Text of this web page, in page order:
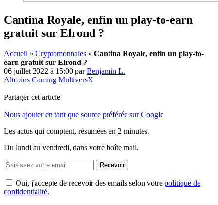
Cantina Royale, enfin un play-to-earn
gratuit sur Elrond ?
Accueil » Cryptomonnaies » Cantina Royale, enfin un play-to-
earn gratuit sur Elrond ?
06 juillet 2022 à 15:00 parBenjamin L.
Altcoins Gaming MultiversX
Partager cet article
Nous ajouter en tant que source préférée sur Google
Les actus qui comptent, résumées en 2 minutes.
Du lundi au vendredi, dans votre boîte mail.
Recevoir
Oui, j'accepte de recevoir des emails selon votre politique de
confidentialité.